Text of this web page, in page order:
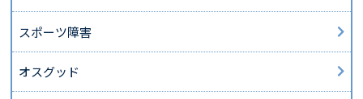
スポーツ障害
オスグッド